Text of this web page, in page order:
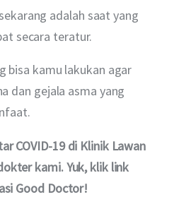
adalah saat yang
secara teratur.
bisa kamu lakukan agar
dan gejala asma yang
COVID-19 di Klinik Lawan
kami. Yuk, klik link
Good Doctor!